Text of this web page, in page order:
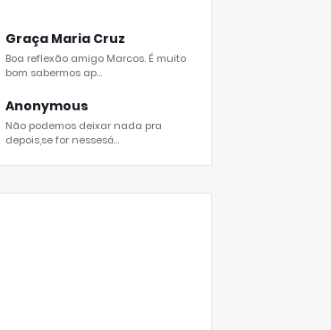
Graça Maria Cruz
Boa reflexão amigo Marcos. É muito
bom sabermos ap...
Anonymous
Não podemos deixar nada pra
depois,se for nessesá...